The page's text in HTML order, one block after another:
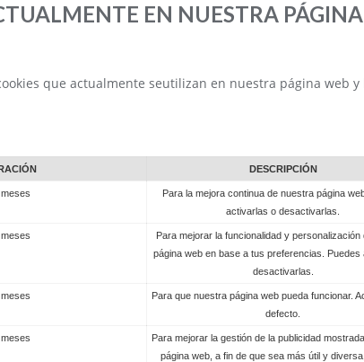
EN NUESTRA PÁGINA
que actualmente seutilizan en nuestra página web y
DESCRIPCIÓN
meses
Para la mejora continua de nuestra página
activarlas o desactivarlas.
meses
Para mejorar la funcionalidad y personalización
página web en base a tus preferencias. Puedes
desactivarlas.
meses
Para que nuestra página web pueda funcionar.
defecto.
meses
Para mejorar la gestión de la publicidad
página web, a fin de que sea más útil y